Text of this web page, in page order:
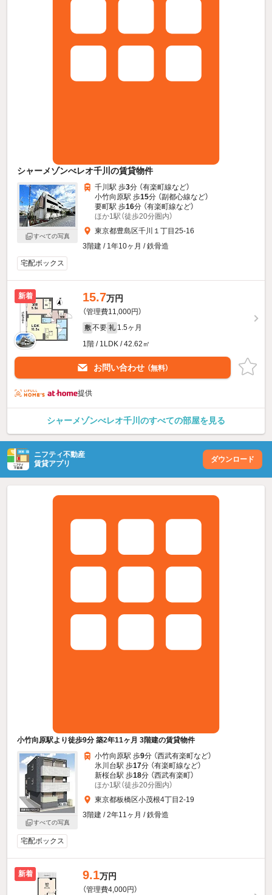
シャーメゾンべレオ千川の賃貸物件
すべての写真
千川駅 歩3分 （有楽町線など）
小竹向原駅 歩15分 （副都心線など）
要町駅 歩16分 （有楽町線など）
ほか1駅（徒歩20分圏内）
東京都豊島区千川１丁目25-16
3階建 / 1年10ヶ月 / 鉄骨造
宅配ボックス
新着 15.7万円
（管理費11,000円）
敷 不要 礼 1.5ヶ月
1階 / 1LDK / 42.62㎡
お問い合わせ （無料）
提供
シャーメゾンべレオ千川のすべての部屋を見る
ニフティ不動産
賃貸アプリ
ダウンロード
小竹向原駅より徒歩9分 築2年11ヶ月 3階建の賃貸物件
すべての写真
小竹向原駅 歩9分 （西武有楽町など）
氷川台駅 歩17分 （有楽町線など）
新桜台駅 歩18分 （西武有楽町）
ほか1駅（徒歩20分圏内）
東京都板橋区小茂根4丁目2-19
3階建 / 2年11ヶ月 / 鉄骨造
宅配ボックス
新着 9.1万円
（管理費4,000円）